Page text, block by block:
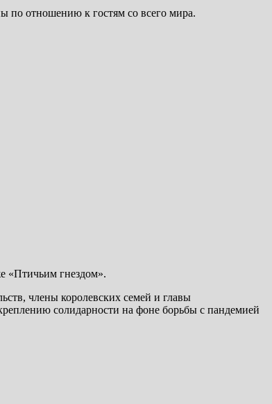
по отношению к гостям со всего мира.
«Птичьим гнездом».
члены королевских семей и главы
солидарности на фоне борьбы с пандемией